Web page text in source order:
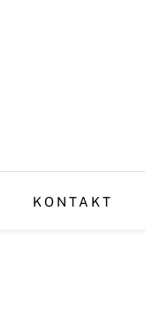
KONTAKT